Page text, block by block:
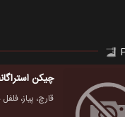
چیکن
قارچ، پیاز،